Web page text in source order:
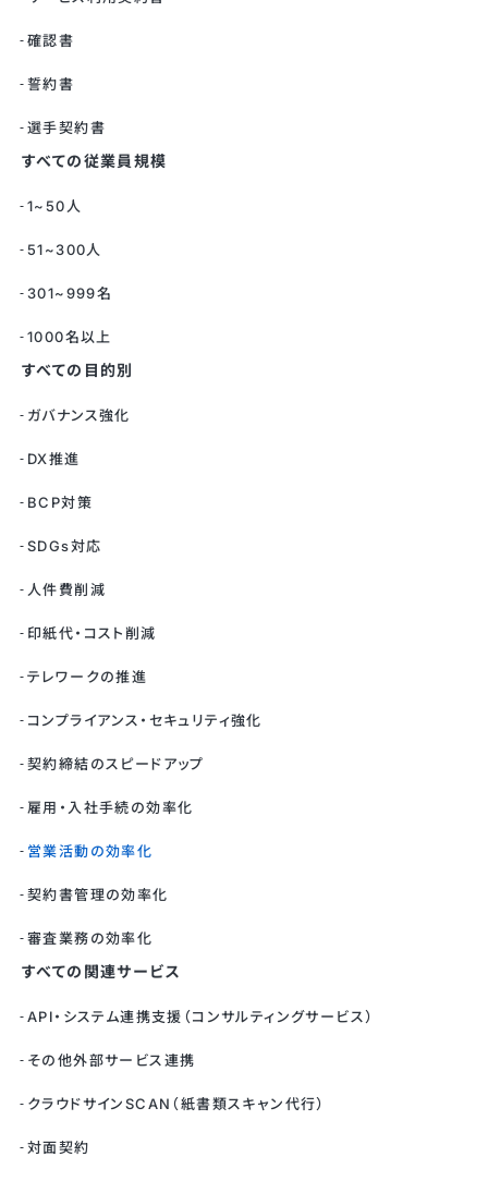
確認書
誓約書
選手契約書
すべての従業員規模
1~50人
51~300人
301~999名
1000名以上
すべての目的別
ガバナンス強化
DX推進
BCP対策
SDGs対応
人件費削減
印紙代・コスト削減
テレワークの推進
コンプライアンス・セキュリティ強化
契約締結のスピードアップ
雇用・入社手続の効率化
営業活動の効率化
契約書管理の効率化
審査業務の効率化
すべての関連サービス
API・システム連携支援（コンサルティングサービス）
その他外部サービス連携
クラウドサインSCAN（紙書類スキャン代行）
対面契約